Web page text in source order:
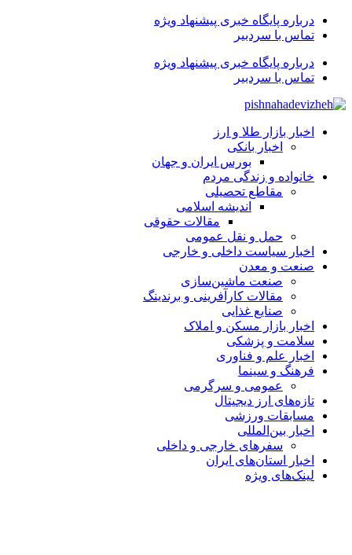
درباره پایگاه خبری پیشنهاد ویژه
تماس با سردبیر
درباره پایگاه خبری پیشنهاد ویژه
تماس با سردبیر
اخبار بازار طلا و ارز
اخبار بانکی
بورس ایران و جهان
خانواده و زندگی مردم
مقاطع تحصیلی
اندیشه اسلامی
مقالات حقوقی
حمل و نقل عمومی
اخبار سیاست داخلی و خارجی
صنعت و معدن
صنعت ماشین‌سازی
مقالات کارآفرینی و برندینگ
صنایع غذایی
اخبار بازار مسکن و املاک
سلامت و پزشکی
اخبار علم و فناوری
فرهنگ و سینما
عمومی و سرگرمی
تازه‌های ارز دیجیتال
مسابقات ورزشی
اخبار بین‌المللی
سفرهای خارجی و داخلی
اخبار استان‌های ایران
لینک‌های ویژه